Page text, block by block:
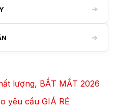
➔
➔
lượng, BẮT MẮT 2026
yêu cầu GIÁ RẺ